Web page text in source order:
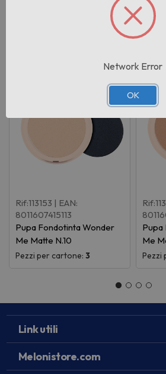
Prodotti
Rif:113153 | EAN:
8011607415113
Pupa Fondotinta Wonder
Me Matte N.10
Pezzi per cartone:3
Pupa
Me
Pezzi
Link utili
Melonistore.com
Network Error
OK